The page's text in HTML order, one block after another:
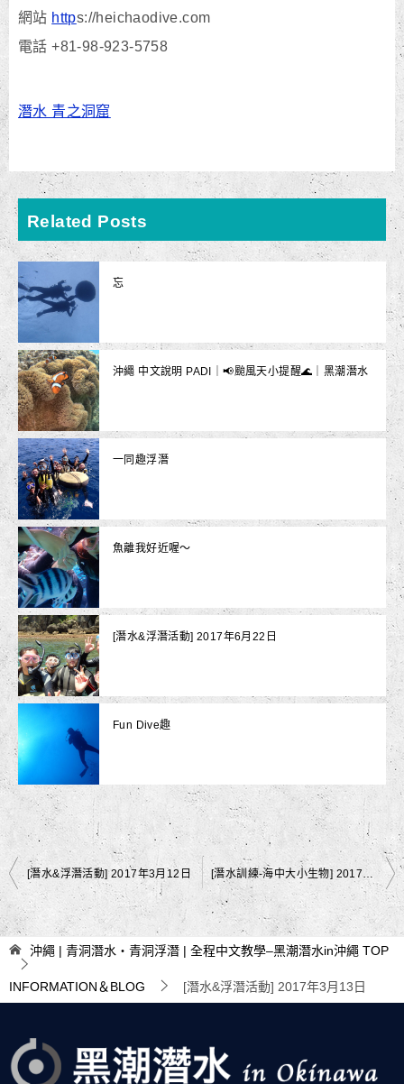
網站 https://heichaodive.com
電話 +81-98-923-5758
潛水 青之洞窟
Related Posts
忘
沖繩 中文說明 PADI｜📢颱風天小提醒🌊｜黑潮潛水
一同趣浮潛
魚離我好近喔～
[潛水&浮潛活動] 2017年6月22日
Fun Dive趣
文
章
導
覽
[潛水&浮潛活動] 2017年3月12日 [潛水訓練-海中大小生物] 2017年3月14日
沖繩 | 青洞潛水・青洞浮潛 | 全程中文教學–黑潮潛水in沖繩 TOP
INFORMATION＆BLOG [潛水&浮潛活動] 2017年3月13日